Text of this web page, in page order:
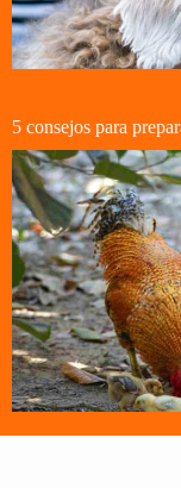
5 consejos para